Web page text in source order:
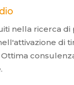
nella ricerca di
di